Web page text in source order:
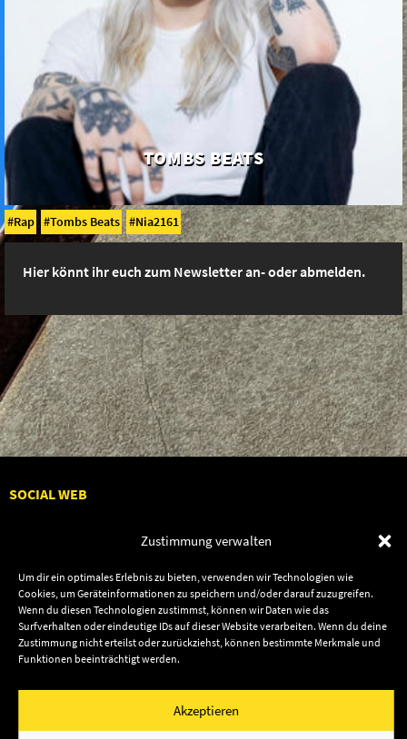
Zustimmung verwalten
Um dir ein optimales Erlebnis zu bieten, verwenden wir Technologien wie
Cookies, um Geräteinformationen zu speichern und/oder darauf zuzugreifen.
Wenn du diesen Technologien zustimmst, können wir Daten wie das
Surfverhalten oder eindeutige IDs auf dieser Website verarbeiten. Wenn du deine
Zustimmung nicht erteilst oder zurückziehst, können bestimmte Merkmale und
Funktionen beeinträchtigt werden.
Akzeptieren
TOMBS BEATS
Rap Tombs Beats Nia2161
Hier könnt ihr euch zum Newsletter an- oder abmelden.
SOCIAL WEB
Audiolith
News
Artists
Contact Us
Dates
Shop